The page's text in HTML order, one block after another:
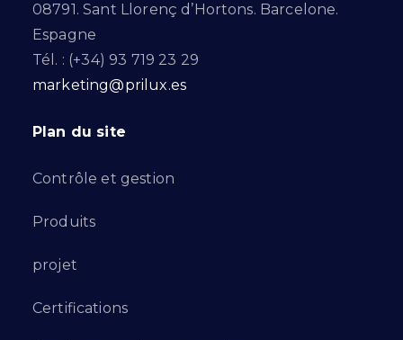
08791. Sant Llorenç d’Hortons. Barcelone.
Espagne
Tél. : (+34) 93 719 23 29
marketing@prilux.es
Plan du site
Contrôle et gestion
Produits
projet
Certifications